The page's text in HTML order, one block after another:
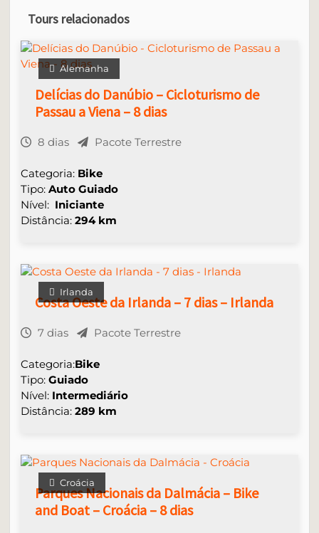
Tours relacionados
Alemanha
Delícias do Danúbio – Cicloturismo de
Passau a Viena – 8 dias
8 dias Pacote Terrestre
Categoria: Bike
Tipo:Auto Guiado
Nível: Iniciante
Distância:294 km
Irlanda
Costa Oeste da Irlanda – 7 dias – Irlanda
7 dias Pacote Terrestre
Categoria:Bike
Tipo:Guiado
Nível: Intermediário
Distância:289 km
Croácia
Parques Nacionais da Dalmácia – Bike
and Boat – Croácia – 8 dias